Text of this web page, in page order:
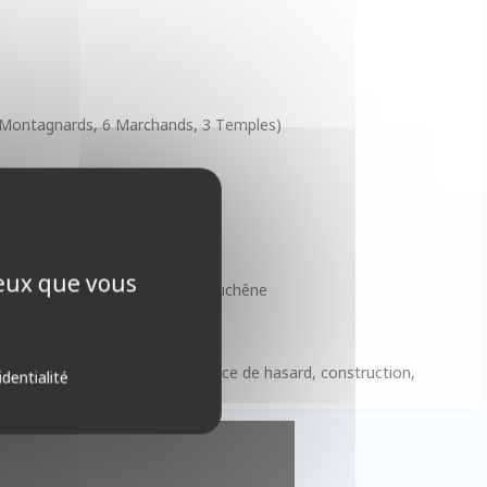
6 Marchands, 3 Temples)
Ferreira, Guillaume Beauchêne
de ressources, absence de hasard, construction,
que vous